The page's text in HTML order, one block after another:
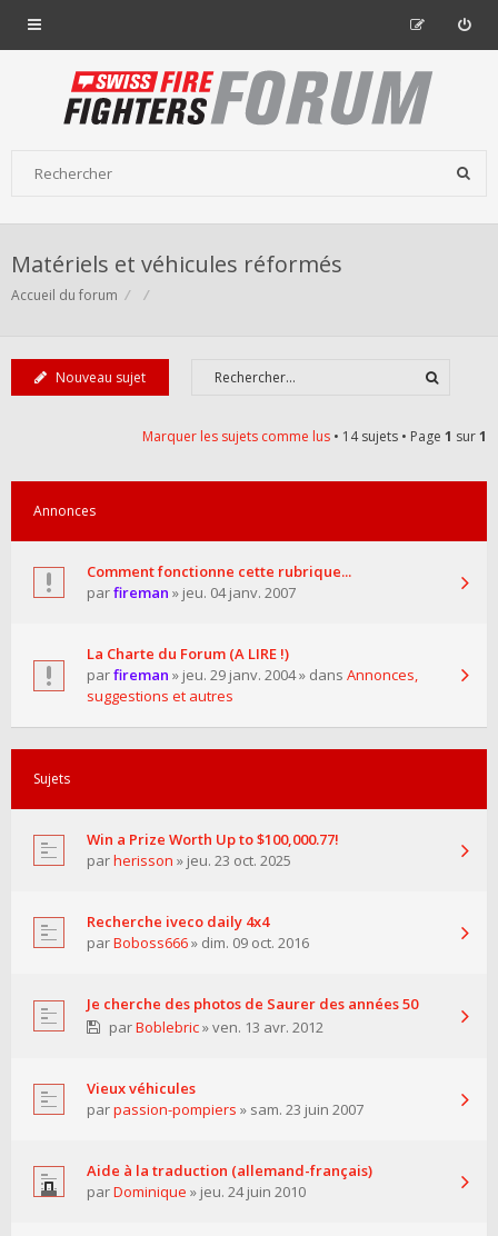
Matériels et véhicules réformés
Accueil du forum
Nouveau sujet
Marquer les sujets comme lus • 14 sujets • Page 1 sur1
Annonces
Comment fonctionne cette rubrique...
parfireman » jeu. 04 janv. 2007
La Charte du Forum (A LIRE !)
parfireman » jeu. 29 janv. 2004 » dans Annonces,
suggestions et autres
Sujets
Win a Prize Worth Up to $100,000.77!
parherisson » jeu. 23 oct. 2025
Recherche iveco daily 4x4
parBoboss666» dim. 09 oct. 2016
Je cherche des photos de Saurer des années 50
parBoblebric» ven. 13 avr. 2012
Vieux véhicules
parpassion-pompiers » sam. 23 juin 2007
Aide à la traduction (allemand-français)
parDominique » jeu. 24 juin 2010